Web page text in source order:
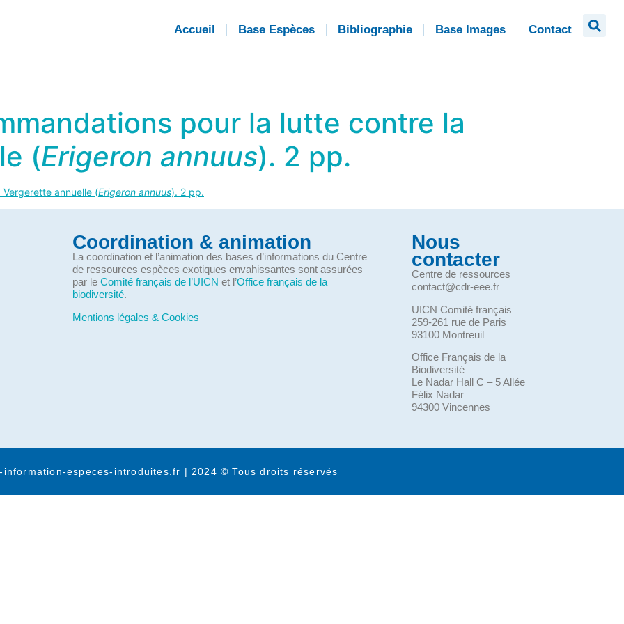
Accueil Base Espèces Bibliographie Base Images Contact
pour la lutte contre la
(Erigeron annuus). 2 pp.
annuelle (Erigeron annuus). 2 pp.
Coordination & animation
La coordination et l’animation des bases d’informations du Centre
de ressources espèces exotiques envahissantes sont assurées
par le Comité français de l’UICN et l’Office français de la
biodiversité.
Mentions légales & Cookies
Nous
contacter
Centre de ressources
contact@cdr-eee.fr
UICN Comité français
259-261 rue de Paris
93100 Montreuil
Office Français de la
Biodiversité
Le Nadar Hall C – 5 Allée
Félix Nadar
94300 Vincennes
information-especes-introduites.fr | 2024 © Tous droits réservés